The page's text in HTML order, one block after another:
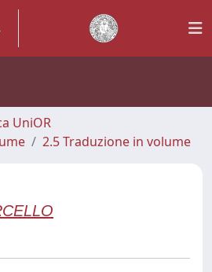
UniOR
2.5 Traduzione in volume